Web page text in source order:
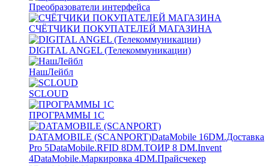
Преобразователи интерфейса
СЧЁТЧИКИ ПОКУПАТЕЛЕЙ МАГАЗИНА
DIGITAL ANGEL (Телекоммуникации)
НашЛейбл
SCLOUD
ПРОГРАММЫ 1С
DATAMOBILE (SCANPORT)DataMobile 16DM.Доставка
Pro 5DataMobile.RFID 8DM.ТОИР 8 DM.Invent
4DataMobile.Маркировка 4DM.Прайсчекер